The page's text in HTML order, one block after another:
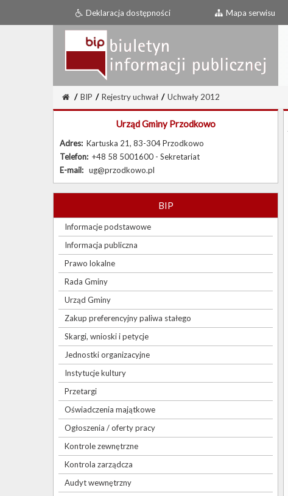
Deklaracja dostępności Mapa serwisu
/ BIP / Rejestry uchwał / Uchwały 2012
Urząd Gminy Przodkowo
Adres: Kartuska 21, 83-304 Przodkowo
Telefon: +48 58 5001600 - Sekretariat
E-mail: ug@przodkowo.pl
BIP
Informacje podstawowe
Informacja publiczna
Prawo lokalne
Rada Gminy
Urząd Gminy
Zakup preferencyjny paliwa stałego
Skargi, wnioski i petycje
Jednostki organizacyjne
Instytucje kultury
Przetargi
Oświadczenia majątkowe
Ogłoszenia / oferty pracy
Kontrole zewnętrzne
Kontrola zarządcza
Audyt wewnętrzny